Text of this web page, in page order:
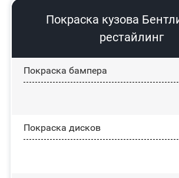
Покраска кузова
рестайлинг
Покраска бампера
Покраска дисков